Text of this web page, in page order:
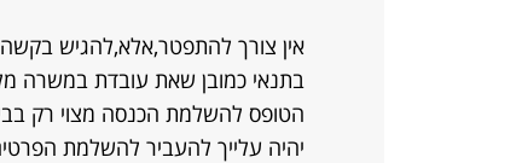
אין צורך להתפטר,אלא,להגיש
בתנאי כמובן שאת עובדת במשרה
הטופס להשלמת הכנסה מצוי רק
יהיה עלייך להעביר להשלמת